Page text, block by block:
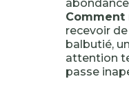
Comment
recevoir
balbutié,
attention
passe